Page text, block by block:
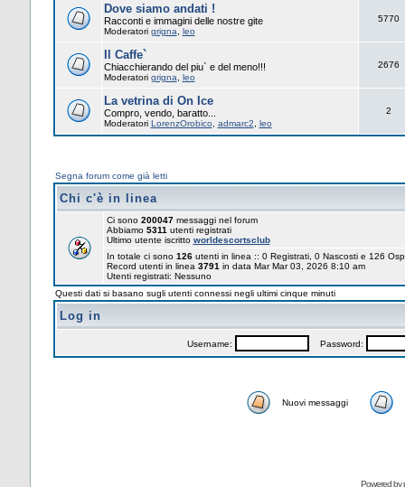
Dove siamo andati !
Racconti e immagini delle nostre gite
Moderatori grigna leo
5770
Il Caffe`
Chiacchierando del piu` e del meno!!!
Moderatori grigna leo
2676
La vetrina di On Ice
Compro, vendo, baratto...
Moderatori LorenzOrobico admarc2 leo
2
Segna forum come già letti
Chi c'è in linea
Ci sono 200047messaggi nel forum
Abbiamo 5311 utenti registrati
Ultimo utente iscritto worldescortsclub
In totale ci sono 126utenti in linea :: 0 Registrati, 0 Nascosti e 126
Record utenti in linea 3791 in data Mar Mar 03, 2026 8:10 am
Utenti registrati: Nessuno
Questi dati si basano sugli utenti connessi negli ultimi cinque minuti
Log in
Username: Password:
Nuovi messaggi
Powered by